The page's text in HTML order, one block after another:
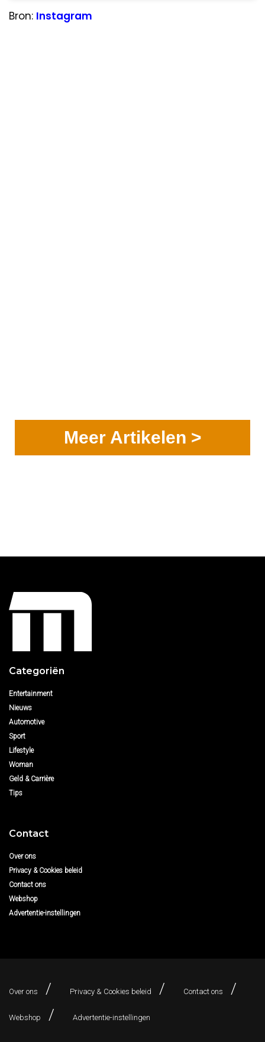
Bron: Instagram
Meer Artikelen >
Categoriën
Entertainment
Nieuws
Automotive
Sport
Lifestyle
Woman
Geld & Carrière
Tips
Contact
Over ons
Privacy & Cookies beleid
Contact ons
Webshop
Advertentie-instellingen
Over ons Privacy & Cookies beleid Contact ons
Webshop Advertentie-instellingen